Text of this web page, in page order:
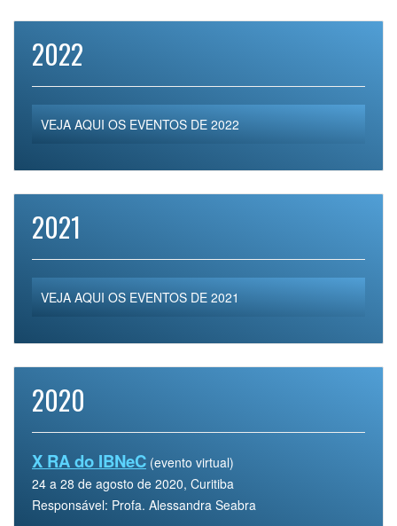
2022
VEJA AQUI OS EVENTOS DE 2022
2021
VEJA AQUI OS EVENTOS DE 2021
2020
X RA do IBNeC (evento virtual)
24 a 28 de agosto de 2020, Curitiba
Responsável: Profa. Alessandra Seabra